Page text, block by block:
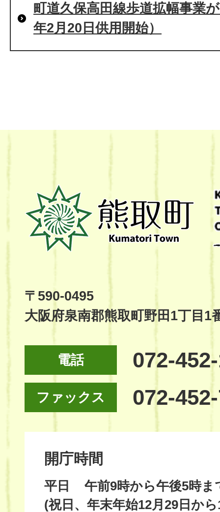
町道久保高田線歩道拡幅事業
年2月20日供用開始）
熊
取
町
Kumatori
Site
〒590-0495
大阪府泉南郡熊取町野田1丁目1
電話 072-
ファックス 072-
開庁時間
平日
午前9時から午後5時ま
(祝日、年末年始12月29日か